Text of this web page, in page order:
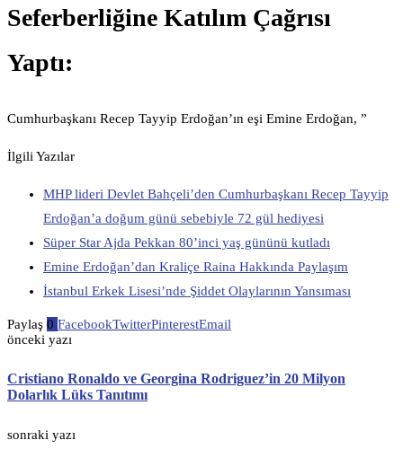
Seferberliğine Katılım Çağrısı
Yaptı:
Cumhurbaşkanı Recep Tayyip Erdoğan’ın eşi Emine Erdoğan, ”
İlgili Yazılar
MHP lideri Devlet Bahçeli’den Cumhurbaşkanı Recep Tayyip
Erdoğan’a doğum günü sebebiyle 72 gül hediyesi
Süper Star Ajda Pekkan 80’inci yaş gününü kutladı
Emine Erdoğan’dan Kraliçe Raina Hakkında Paylaşım
İstanbul Erkek Lisesi’nde Şiddet Olaylarının Yansıması
Paylaş 0 FacebookTwitterPinterestEmail
önceki yazı
Cristiano Ronaldo ve Georgina Rodriguez’in 20 Milyon
Dolarlık Lüks Tanıtımı
sonraki yazı